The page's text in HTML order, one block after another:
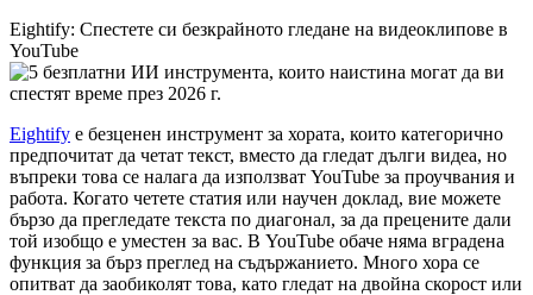
Eightify: Спестете си безкрайното гледане на видеоклипове в
YouTube
Eightify е безценен инструмент за хората, които категорично
предпочитат да четат текст, вместо да гледат дълги видеа, но
въпреки това се налага да използват YouTube за проучвания и
работа. Когато четете статия или научен доклад, вие можете
бързо да прегледате текста по диагонал, за да прецените дали
той изобщо е уместен за вас. В YouTube обаче няма вградена
функция за бърз преглед на съдържанието. Много хора се
опитват да заобиколят това, като гледат на двойна скорост или